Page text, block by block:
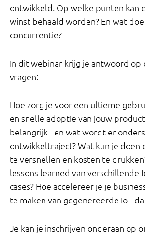
ontwikkeld. Op welke punten kan
winst behaald worden? En wat
concurrentie?
In dit webinar krijg je antwoord op
vragen:
Hoe zorg je voor een ultieme
en snelle adoptie van jouw
belangrijk - en wat wordt er
ontwikkeltraject? Wat kun je doen
te versnellen en kosten te
lessons learned van verschillende
cases? Hoe accelereer je je
te maken van gegenereerde IoT
Je kan je inschrijven onderaan op